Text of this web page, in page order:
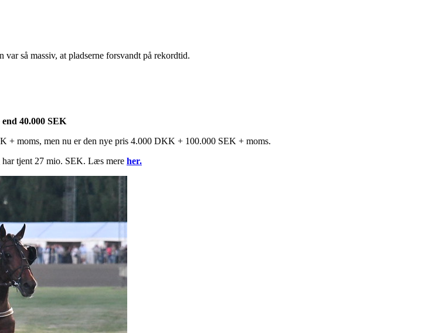
så massiv, at pladserne forsvandt på rekordtid.
40.000 SEK
+ moms, men nu er den nye pris 4.000 DKK + 100.000 SEK + moms.
har tjent 27 mio. SEK. Læs mere her.